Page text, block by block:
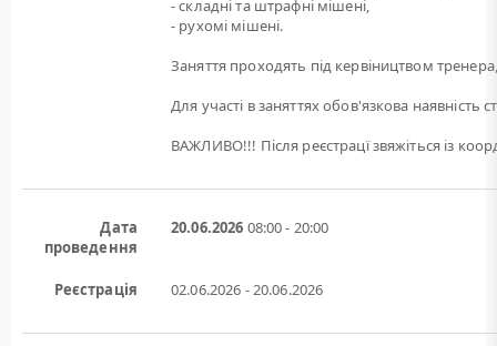
- складні та штрафні мішені,
- рухомі мішені.
Заняття проходять під кервіництвом
Для участі в заняттях обов'язкова наявність
ВАЖЛИВО!!! Після реєстрацї звяжіться із
Дата
проведення
20.06.2026 08:00 - 20:00
Реєстрація 02.06.2026 - 20.06.2026